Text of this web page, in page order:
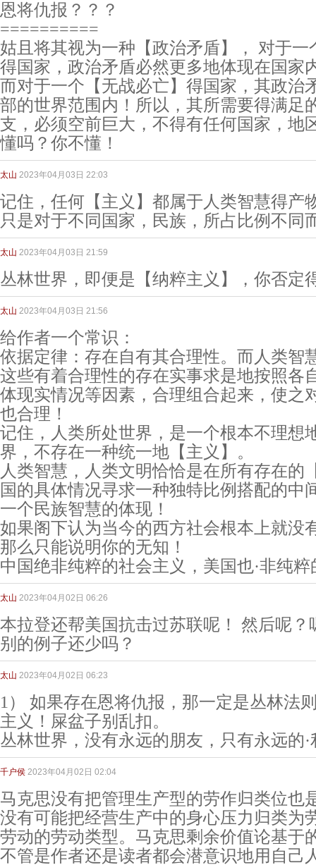
恩将仇报？？？
==========
姑且将其视为一种【政治矛盾】， 对于
得国家，政治矛盾必然更多地体现在国家
而对于一个【无战必亡】得国家，其政治
部的世界范围内！所以，其所需要得满足
支，必须空前巨大，不得有任何国家，地
懂吗？你不懂！
太山 2023年04月03日 22:03
记住，任何【主义】都属于人类智慧得产
只是对于不同国家，民族，所占比例不同
太山 2023年04月03日 21:59
丛林世界，即便是【纳粹主义】，你否定
太山 2023年04月03日 21:56
给作者一个常识：
依据定律：存在自有其合理性。而人类智
这些有着合理性的存在实事求是地按照各
体现实情况等因素，合理组合起来，使之
也合理！
记住，人类所处世界，是一个根本不理想
界，不存在一种统一地【主义】。
人类智慧，人类文明恰恰是在所有存在的
国的具体情况寻求一种独特比例搭配的中
一个民族智慧的体现！
如果阁下认为当今的西方社会根本上就没
那么只能说明你的无知！
中国绝非纯粹的社会主义，美国也·非纯
太山 2023年04月02日 06:26
本拉登还帮美国抗击过苏联呢！ 然后呢？
别的例子还少吗？
太山 2023年04月02日 06:23
1） 如果存在恩将仇报，那一定是丛林法
主义！屎盆子别乱扣。
丛林世界，没有永远的朋友，只有永远的
千户侯 2023年04月02日 02:04
马克思没有把管理生产型的劳作归类位也
没有可能把经营生产中的身心压力归类为
劳动的劳动类型。马克思剩余价值论基于
不管是作者还是读者都会潜意识地用自己